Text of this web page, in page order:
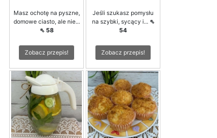
Masz ochotę na pyszne,
domowe ciasto, ale nie...
⇖ 58
Zobacz przepis!
Jeśli szukasz pomysłu
na szybki, sycący i... ⇖
54
Zobacz przepis!